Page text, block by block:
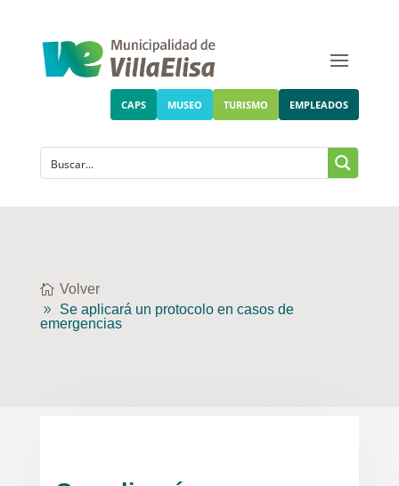
CAPS MUSEO TURISMO EMPLEADOS
Volver
Se aplicará un protocolo en casos de
emergencias